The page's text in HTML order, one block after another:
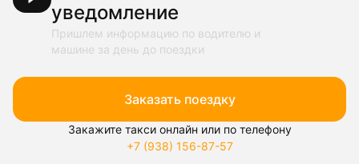
уведомление
Пришлем информацию по водителю и
машине за день до поездки
Заказать поездку
Закажите такси онлайн или по телефону
+7 (938) 156-87-57